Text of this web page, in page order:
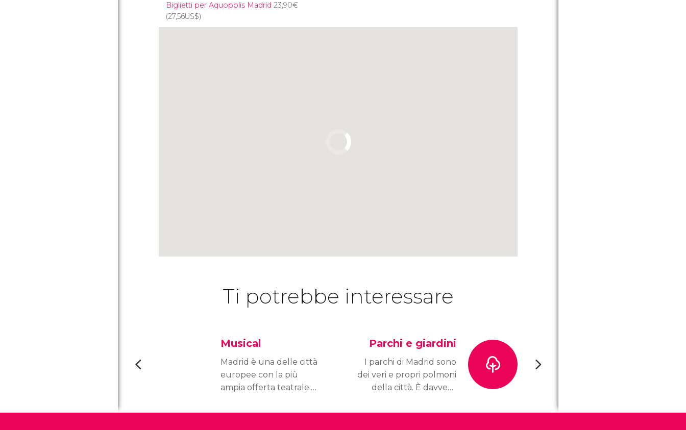
Biglietti per Aquopolis Madrid 23,90€
(27,56US$)
Ti potrebbe interessare
Musical
Madrid è una delle città
europee con la più
ampia offerta teatrale:
e vivete dal vivo tutta la
Parchi e giardini
I parchi di Madrid sono
dei veri e propri polmoni
della città. È davvero
dall'asfalto e immergersi